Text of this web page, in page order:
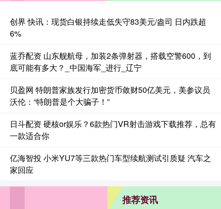
创界 快讯：现货白银持续走低失守83美元/盎司 日内跌超
6%
蓝乔配资 山东舰航母，加装2条弹射器，搭载空警600，到
底可能有多大？_中国海军_进行_辽宁
贝盈网 特朗普家族发行加密货币敛财50亿美元，美参议员
沃伦：“特朗普是个大骗子！”
日斗配资 硬核or娱乐？6款热门VR射击游戏下载推荐，总有
一款适合你
亿海智投 小米YU7等三款热门车型续航测试引质疑 汽车之
家回应
推荐资讯